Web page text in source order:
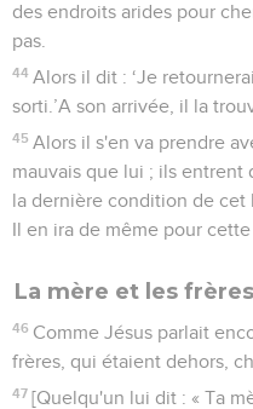
des endroits arides pour
pas.
44 Alors il dit : ‘Je
sorti.’A son arrivée, il la
45 Alors il s'en va prendre
mauvais que lui ; ils entrent
la dernière condition de cet
Il en ira de même pour
La mère et les
46 Comme Jésus parlait
frères, qui étaient dehors,
47 [Quelqu'un lui dit : « Ta